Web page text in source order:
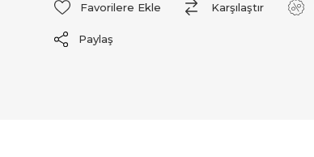
Favorilere Ekle Karşılaştır
Paylaş